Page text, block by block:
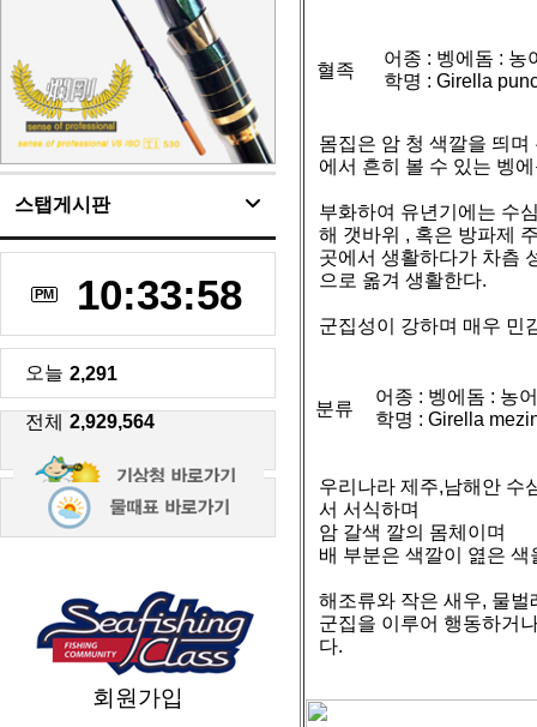
스탭게시판
PM 10:33:59
오늘 2,291
전체 2,929,564
회원가입
혈족
어종 : 벵에돔 : 농
학명 : Girella
몸집은 암 청 색깔을 띄
에서 흔히 볼 수 있는 벵
부화하여 유년기에는 수
해 갯바위 , 혹은 방파제
곳에서 생활하다가 차츰
으로 옮겨 생활한다.
군집성이 강하며 매우 민
분류
어종 : 벵에돔 : 농
학명 : Girella
우리나라 제주,남해안 수
서 서식하며
암 갈색 깔의 몸체이며
배 부분은 색깔이 엺은 색
해조류와 작은 새우, 물
군집을 이루어 행동하거
다.